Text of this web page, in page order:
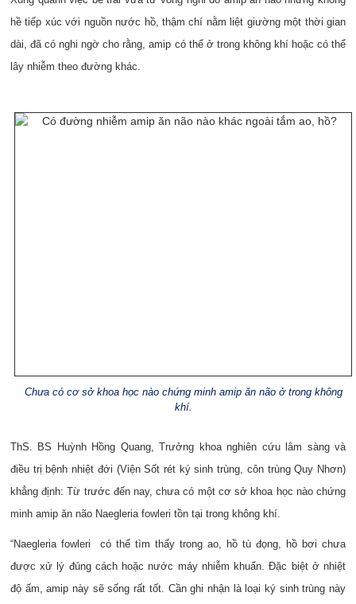
hề tiếp xúc với nguồn nước hồ, thậm chí nằm liệt giường một thời gian
dài, đã có nghi ngờ cho rằng, amip có thể ở trong không khí hoặc có thể
lây nhiễm theo đường khác.
Chưa có cơ sở khoa học nào chứng minh amip ăn não ở trong không
khí.
ThS. BS Huỳnh Hồng Quang, Trưởng khoa nghiên cứu lâm sàng và
điều trị bệnh nhiệt đới (Viện Sốt rét ký sinh trùng, côn trùng Quy Nhơn)
khẳng định: Từ trước đến nay, chưa có một cơ sở khoa học nào chứng
minh amip ăn não Naegleria fowleri tồn tại trong không khí.
“Naegleria fowleri có thể tìm thấy trong ao, hồ tù đọng, hồ bơi chưa
được xử lý đúng cách hoặc nước máy nhiễm khuẩn. Đặc biệt ở nhiệt
độ ấm, amip này sẽ sống rất tốt. Cần ghi nhận là loại ký sinh trùng này